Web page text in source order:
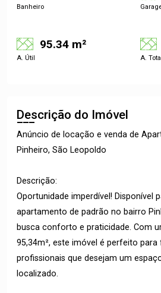
Banheiro
95.34 m²
A. Útil A.
Descrição do Imóvel
Anúncio de locação e venda de
Pinheiro, São Leopoldo
Descrição:
Oportunidade imperdível! Disponível
apartamento de padrão no bairro
busca conforto e praticidade. Com
95,34m², este imóvel é perfeito para
profissionais que desejam um
localizado.